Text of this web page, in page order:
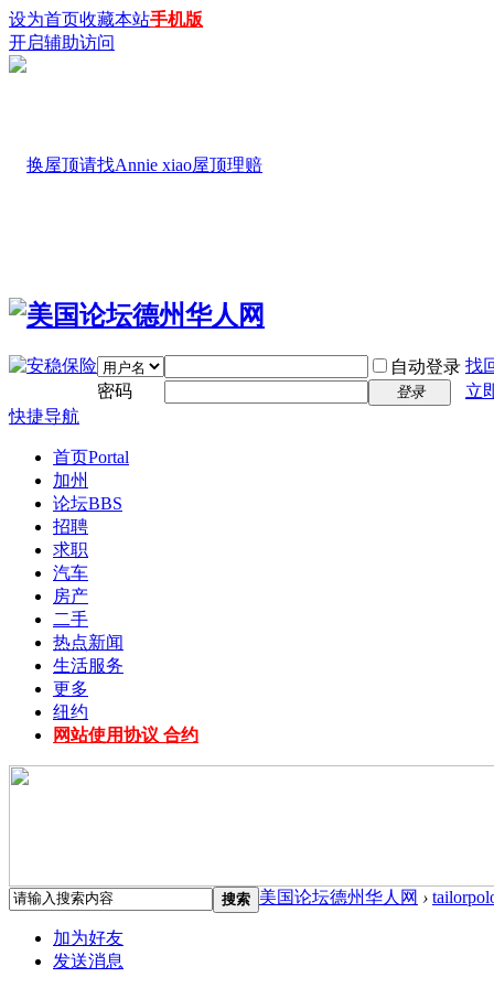
设为首页收藏本站手机版
开启辅助访问
自动登录 找
密码
登录
立
快捷导航
首页Portal
加州
论坛BBS
招聘
求职
汽车
房产
二手
热点新闻
生活服务
更多
纽约
网站使用协议 合约
搜索 美国论坛德州华人网 ›
加为好友
发送消息